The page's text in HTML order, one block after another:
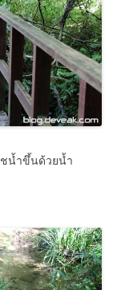
ชน้ำขึ้นด้วยน้ำ